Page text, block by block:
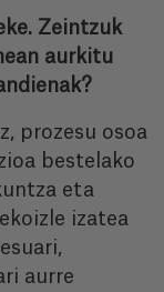
Zeintzuk
aurkitu
prozesu osoa
bestelako
eta
izatea
aurre